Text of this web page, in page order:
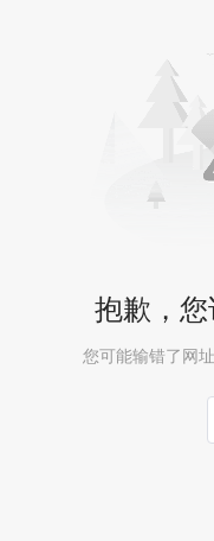
抱歉，
您可能输错了网